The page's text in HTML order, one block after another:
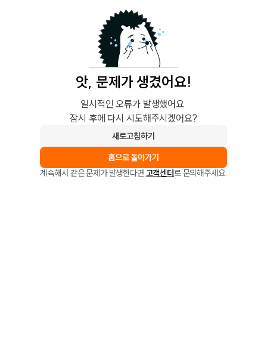
앗, 문제가 생겼어요!
일시적인 오류가 발생했어요.
잠시 후에 다시 시도해주시겠어요?
새로고침하기
홈으로 돌아가기
계속해서 같은 문제가 발생한다면 고객센터로 문의해주세요.